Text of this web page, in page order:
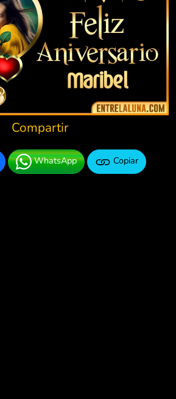
Compartir
WhatsApp Copiar